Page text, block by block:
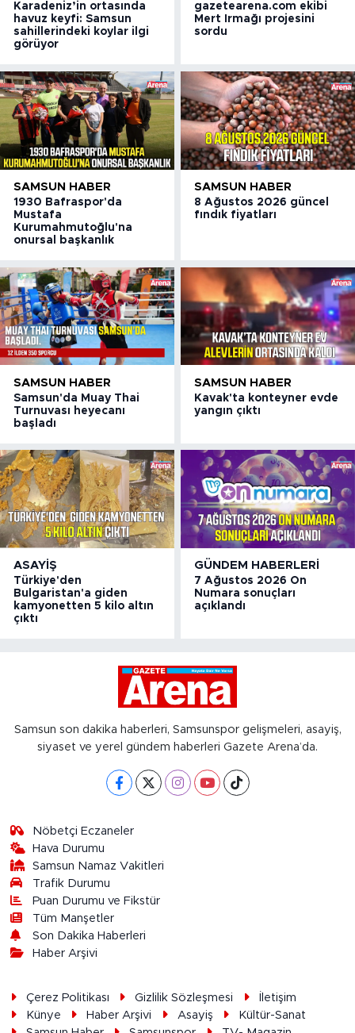
Karadeniz’in ortasında
havuz keyfi: Samsun
sahillerindeki koylar ilgi
görüyor
gazetearena.com ekibi
Mert Irmağı projesini
sordu
SAMSUN HABER
1930 Bafraspor'da
Mustafa
Kurumahmutoğlu'na
onursal başkanlık
SAMSUN HABER
8 Ağustos 2026 güncel
fındık fiyatları
SAMSUN HABER
Samsun'da Muay Thai
Turnuvası heyecanı
başladı
SAMSUN HABER
Kavak'ta konteyner evde
yangın çıktı
ASAYIŞ
Türkiye'den
Bulgaristan'a giden
kamyonetten 5 kilo altın
çıktı
GÜNDEM HABERLERI
7 Ağustos 2026 On
Numara sonuçları
açıklandı
Samsun son dakika haberleri, Samsunspor gelişmeleri, asayiş,
siyaset ve yerel gündem haberleri Gazete Arena’da.
Nöbetçi Eczaneler
Hava Durumu
Samsun Namaz Vakitleri
Trafik Durumu
Puan Durumu ve Fikstür
Tüm Manşetler
Son Dakika Haberleri
Haber Arşivi
Çerez Politikası Gizlilik Sözleşmesi
İletişim
Künye
Haber Arşivi Asayiş
Kültür-Sanat